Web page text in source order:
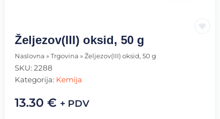
Željezov(III) oksid, 50 g
Naslovna » Trgovina » Željezov(III) oksid, 50 g
SKU: 2288
Kategorija: Kemija
13.30 € + PDV